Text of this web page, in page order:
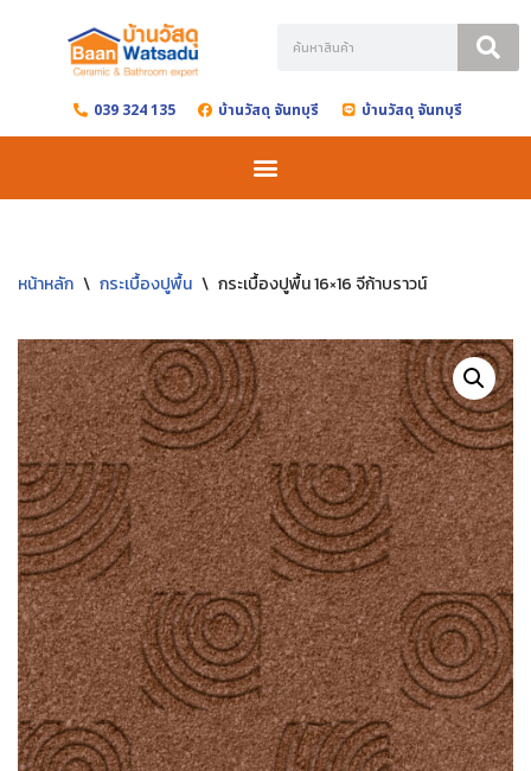
content 039 324 135 บ้านวัสดุ จันทบุรี บ้านวัสดุ จันทบุรี
หน้าหลัก \ กระเบื้องปูพื้น \ กระเบื้องปูพื้น 16×16 จีก้าบราวน์